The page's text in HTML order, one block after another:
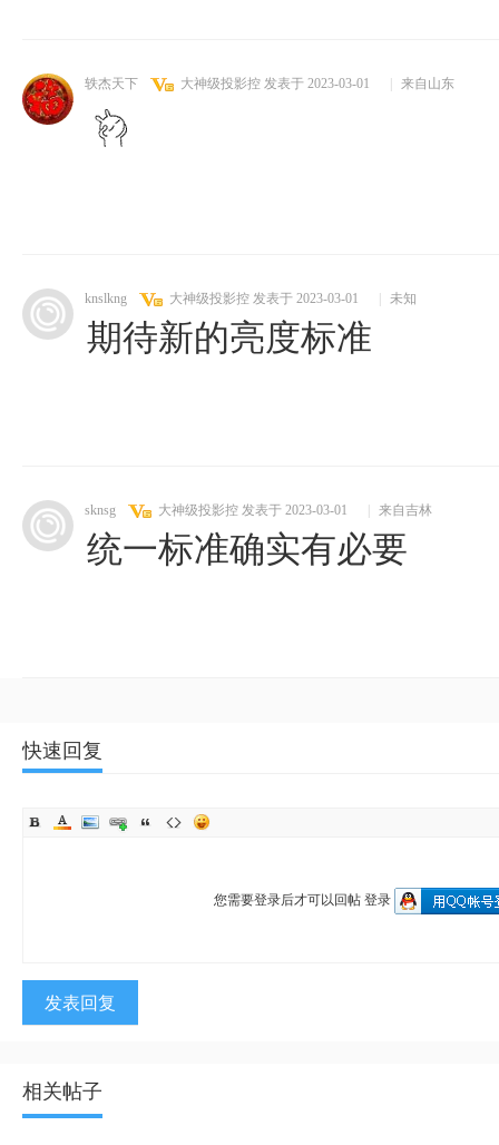
轶杰天下 大神级投影控 发表于 2023-03-01 来自山东
knslkng 大神级投影控 发表于 2023-03-01 未知
期待新的亮度标准
sknsg 大神级投影控 发表于 2023-03-01 来自吉林
统一标准确实有必要
快速回复
您需要登录后才可以回帖 登录
发表回复
相关帖子